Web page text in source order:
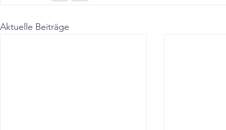
Aktuelle Beiträge